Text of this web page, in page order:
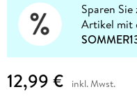
Sparen Sie
Artikel mit
12,99 € inkl. Mwst.